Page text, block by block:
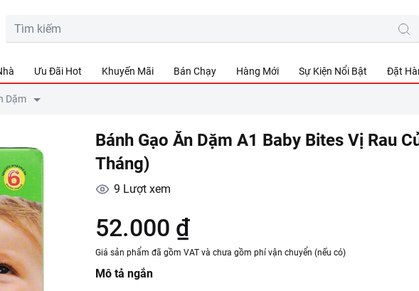
Ưu Đãi Hot Khuyến Mãi Bán Chạy Hàng Mới Sự Kiện Nổi Bật Đặt
Dặm
Bánh Gạo Ăn Dặm A1 Baby Bites Vị Rau
Tháng)
9 Lượt xem
52.000 ₫
Giá sản phẩm đã gồm VAT và chưa gồm phí vận chuyển (nếu có)
Mô tả ngắn